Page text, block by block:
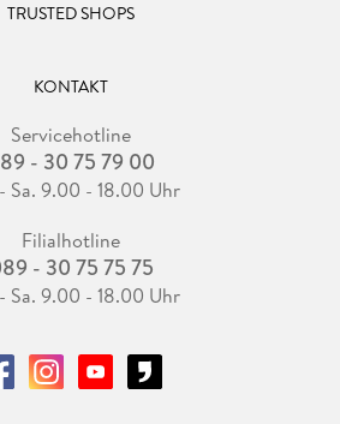
TRUSTED SHOPS
KONTAKT
Servicehotline
- 30 75 79 00
Sa. 9.00 - 18.00 Uhr
Filialhotline
- 30 75 75 75
Sa. 9.00 - 18.00 Uhr